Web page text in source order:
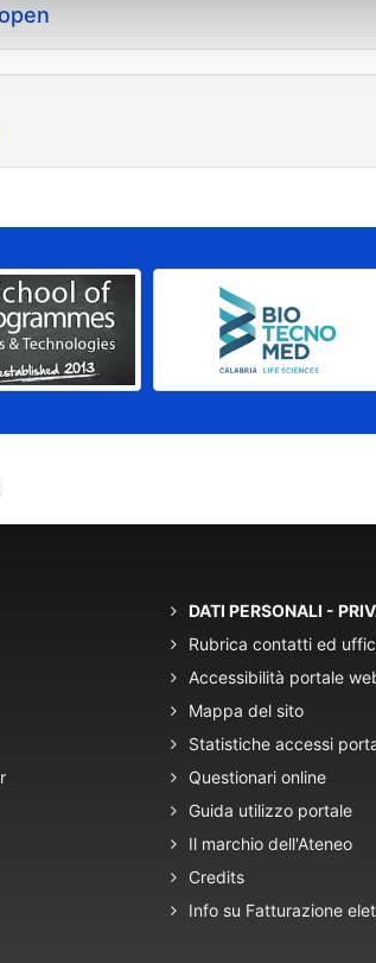
DATI PERSONALI -
Rubrica contatti ed
Accessibilità portale
Mappa del sito
Statistiche accessi
Questionari online
Guida utilizzo portale
Il marchio dell'Ateneo
Credits
Info su Fatturazione